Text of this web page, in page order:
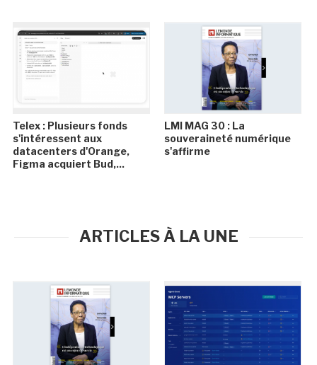
Telex : Plusieurs fonds
s'intéressent aux
datacenters d'Orange,
Figma acquiert Bud,...
LMI MAG 30 : La
souveraineté numérique
s'affirme
ARTICLES À LA UNE